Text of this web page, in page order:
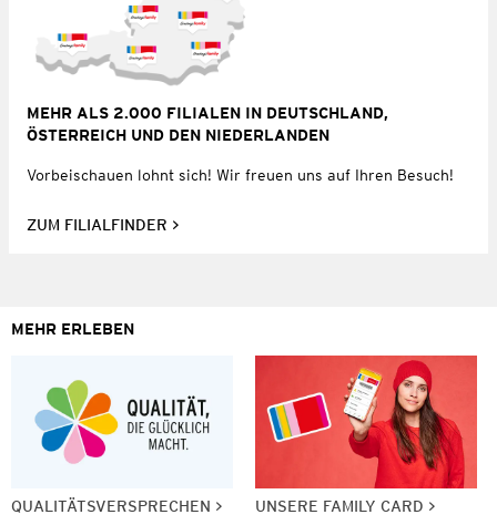
MEHR ALS 2.000 FILIALEN IN DEUTSCHLAND,
ÖSTERREICH UND DEN NIEDERLANDEN
Vorbeischauen lohnt sich! Wir freuen uns auf Ihren Besuch!
ZUM FILIALFINDER
MEHR ERLEBEN
QUALITÄTSVERSPRECHEN UNSERE FAMILY CARD